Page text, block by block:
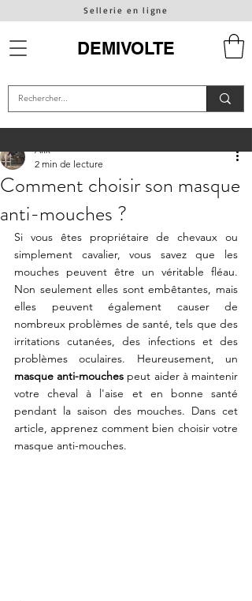
Sellerie en ligne
DEMIVOLTE
Comment choisir son masque
anti-mouches ?
Alix
2 min de lecture
Si vous êtes propriétaire de chevaux ou
simplement cavalier, vous savez que les
mouches peuvent être un véritable fléau.
Non seulement elles sont embêtantes, mais
elles peuvent également causer de
nombreux problèmes de santé, tels que des
irritations cutanées, des infections et des
masque anti-mouches peut aider à maintenir
votre cheval à l'aise et en bonne santé
pendant la saison des mouches. Dans cet
article, apprenez comment bien choisir votre
masque anti-mouches.